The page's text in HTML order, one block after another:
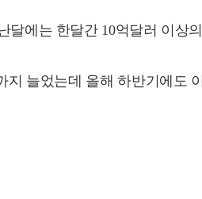
에는 한달간 10억달러 이상
늘었는데 올해 하반기에도